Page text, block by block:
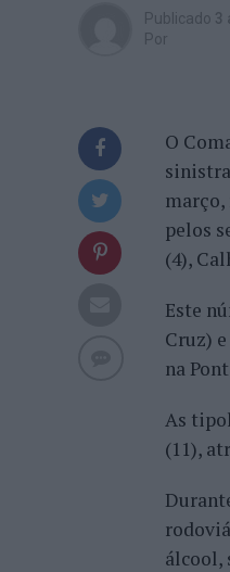
Publicado 3
Por
O
pelos
(4),
Este
Cruz)
na
As
(11),
álcool,